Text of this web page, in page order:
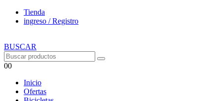
Tienda
ingreso / Registro
BUSCAR
00
Inicio
Ofertas